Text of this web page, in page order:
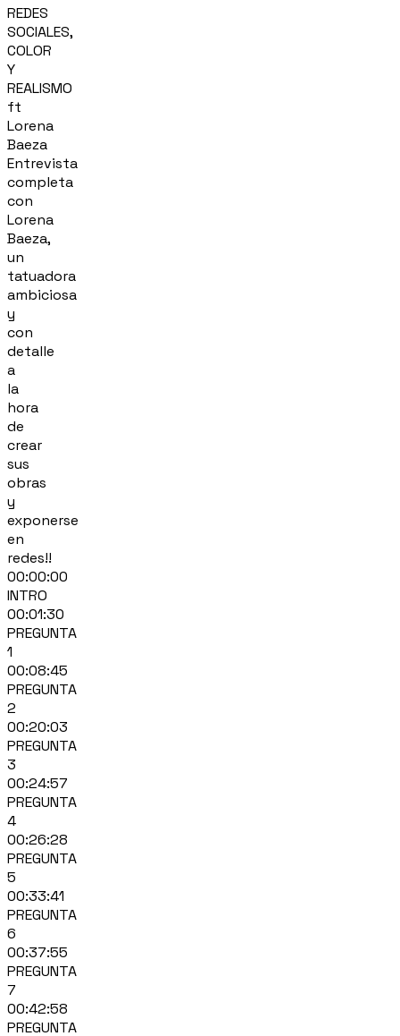
REDES
SOCIALES,
COLOR
Y
REALISMO
ft
Lorena
Baeza
Entrevista
completa
con
Lorena
Baeza,
un
tatuadora
ambiciosa
y
con
detalle
a
la
hora
de
crear
sus
obras
y
exponerse
en
redes!!
00:00:00
INTRO
00:01:30
PREGUNTA
1
00:08:45
PREGUNTA
2
00:20:03
PREGUNTA
3
00:24:57
PREGUNTA
4
00:26:28
PREGUNTA
5
00:33:41
PREGUNTA
6
00:37:55
PREGUNTA
7
00:42:58
PREGUNTA